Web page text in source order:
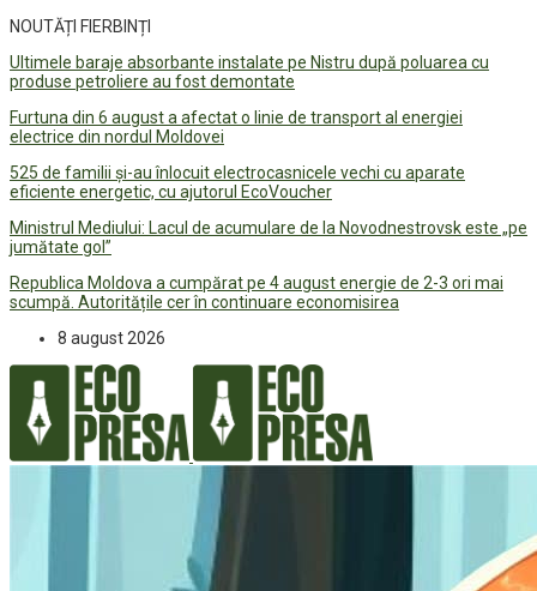
NOUTĂȚI FIERBINȚI
Ultimele baraje absorbante instalate pe Nistru după poluarea cu
produse petroliere au fost demontate
Furtuna din 6 august a afectat o linie de transport al energiei
electrice din nordul Moldovei
525 de familii și-au înlocuit electrocasnicele vechi cu aparate
eficiente energetic, cu ajutorul EcoVoucher
Ministrul Mediului: Lacul de acumulare de la Novodnestrovsk este „pe
jumătate gol”
Republica Moldova a cumpărat pe 4 august energie de 2-3 ori mai
scumpă. Autoritățile cer în continuare economisirea
8 august 2026